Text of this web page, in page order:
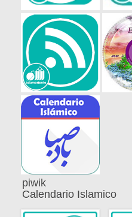
piwik
Calendario Islamico